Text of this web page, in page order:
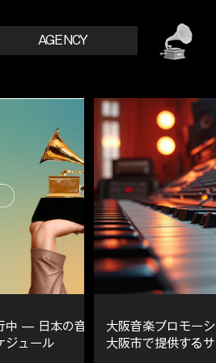
AGENCY
中 — 日本の音
ジュール
大阪音楽プロモー
大阪市で提供する